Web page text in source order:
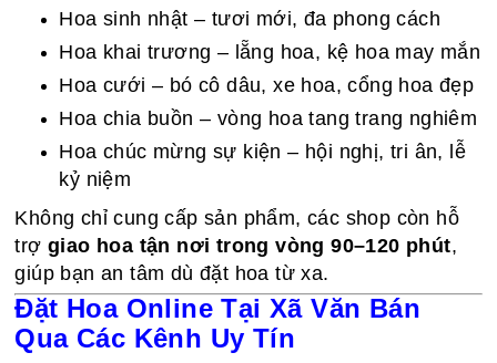
Hoa sinh nhật – tươi mới, đa phong cách
Hoa khai trương – lẵng hoa, kệ hoa may mắn
Hoa cưới – bó cô dâu, xe hoa, cổng hoa đẹp
Hoa chia buồn – vòng hoa tang trang nghiêm
Hoa chúc mừng sự kiện – hội nghị, tri ân, lễ
kỷ niệm
Không chỉ cung cấp sản phẩm, các shop còn hỗ
trợgiao hoa tận nơi trong vòng 90–120 phút,
giúp bạn an tâm dù đặt hoa từ xa.
Đặt Hoa Online Tại Xã Văn Bán
Qua Các Kênh Uy Tín